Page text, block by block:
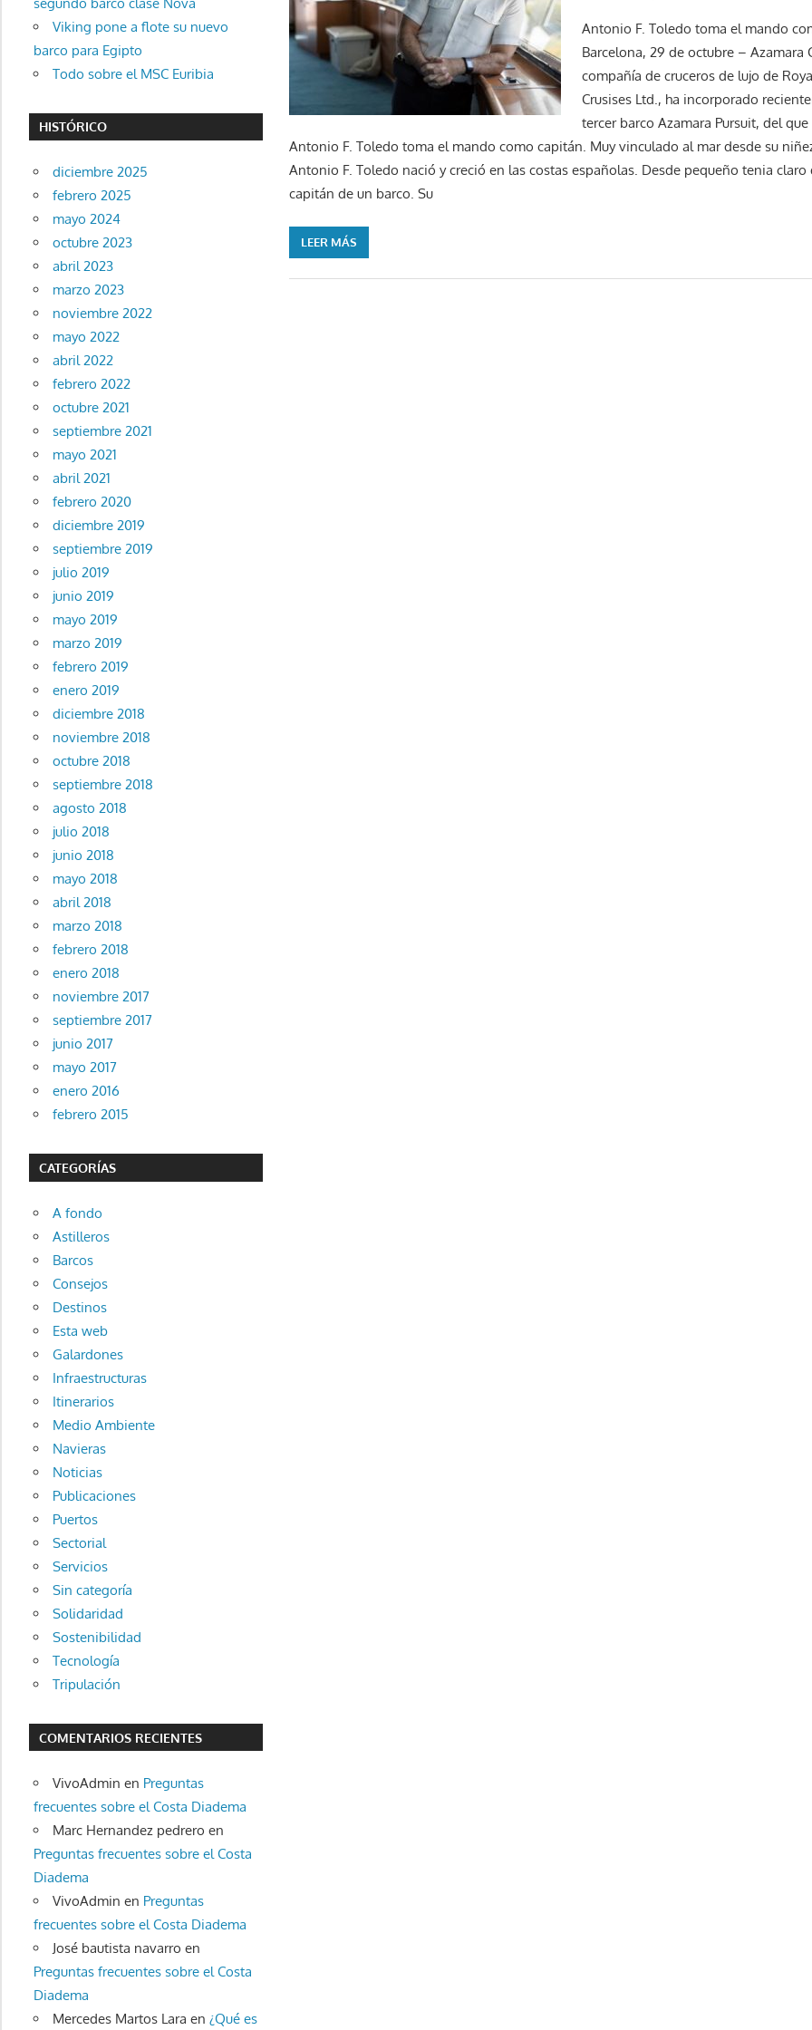
Antonio F. Toledo toma el mando
Barcelona, 29 de octubre – Azamara
compañía de cruceros de lujo de
Crusises Ltd., ha incorporado
tercer barco Azamara Pursuit, del
Antonio F. Toledo toma el mando como capitán. Muy vinculado al mar desde su
Antonio F. Toledo nació y creció en las costas españolas. Desde pequeño tenia claro
capitán de un barco. Su
LEER MÁS
Viking pone a flote su nuevo
barco para Egipto
Todo sobre el MSC Euribia
HISTÓRICO
diciembre 2025
febrero 2025
mayo 2024
octubre 2023
abril 2023
marzo 2023
noviembre 2022
mayo 2022
abril 2022
febrero 2022
octubre 2021
septiembre 2021
mayo 2021
abril 2021
febrero 2020
diciembre 2019
septiembre 2019
julio 2019
junio 2019
mayo 2019
marzo 2019
febrero 2019
enero 2019
diciembre 2018
noviembre 2018
octubre 2018
septiembre 2018
agosto 2018
julio 2018
junio 2018
mayo 2018
abril 2018
marzo 2018
febrero 2018
enero 2018
noviembre 2017
septiembre 2017
junio 2017
mayo 2017
enero 2016
febrero 2015
CATEGORÍAS
A fondo
Astilleros
Barcos
Consejos
Destinos
Esta web
Galardones
Infraestructuras
Itinerarios
Medio Ambiente
Navieras
Noticias
Publicaciones
Puertos
Sectorial
Servicios
Sin categoría
Solidaridad
Sostenibilidad
Tecnología
Tripulación
COMENTARIOS RECIENTES
VivoAdmin en Preguntas
frecuentes sobre el Costa Diadema
Marc Hernandez pedrero en
Preguntas frecuentes sobre el Costa
Diadema
VivoAdmin en Preguntas
frecuentes sobre el Costa Diadema
José bautista navarro en
Preguntas frecuentes sobre el Costa
Diadema
Mercedes Martos Lara en ¿Qué es